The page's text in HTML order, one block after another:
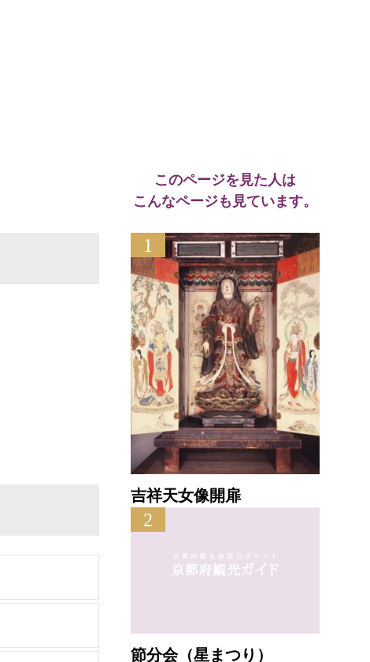
このページを見た人は
こんなページも見ています。
1
吉祥天女像開扉
2
節分会（星まつり）